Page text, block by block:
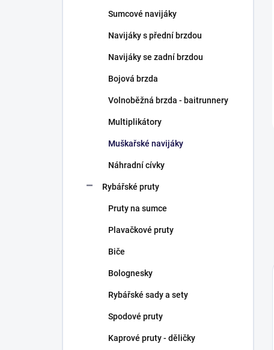
Sumcové navijáky
Navijáky s přední brzdou
Navijáky se zadní brzdou
Bojová brzda
Volnoběžná brzda - baitrunnery
Multiplikátory
Muškařské navijáky
Náhradní cívky
Rybářské pruty
Pruty na sumce
Plavačkové pruty
Biče
Bolognesky
Rybářské sady a sety
Spodové pruty
Kaprové pruty - děličky